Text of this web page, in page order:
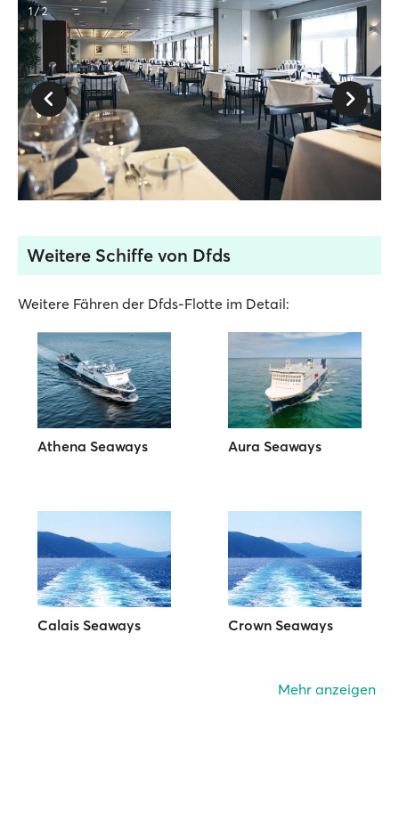
1 / 2
Weitere Schiffe von Dfds
Weitere Fähren der Dfds-Flotte im Detail:
Athena Seaways Aura Seaways
Calais Seaways Crown Seaways
Mehr anzeigen